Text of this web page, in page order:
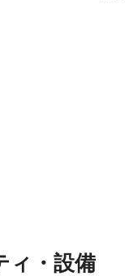
ィ・設備